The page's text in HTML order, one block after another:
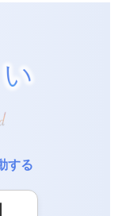
する